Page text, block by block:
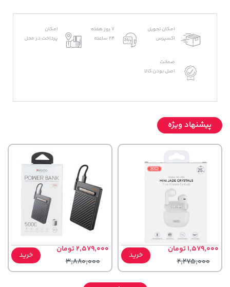
امکان تحویل
اکسپرس
7 روز هفته
24 ساعته
امکان
پرداخت در محل
ضمانت
اصل بودن کالا
پیشنهاد ویژه
1,579,000 تومان
2,275,000
خرید
2,579,000 تومان
3,880,000
خرید